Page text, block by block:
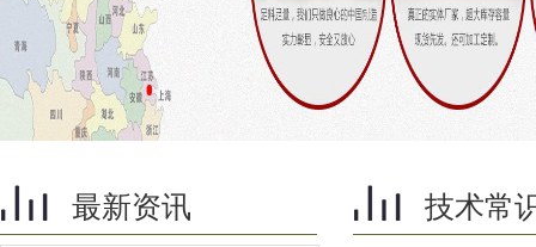
最新资讯 技术常